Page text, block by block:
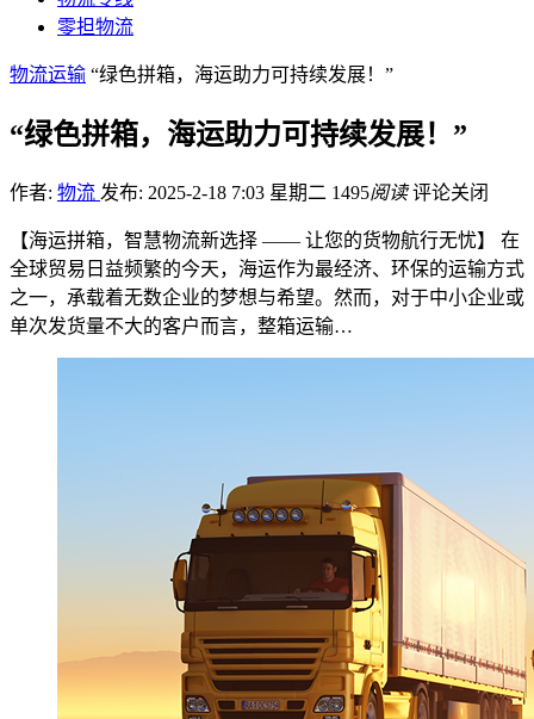
零担物流
物流运输 “绿色拼箱，海运助力可持续发展！”‌
“绿色拼箱，海运助力可持续发展！”‌
作者: 物流 发布: 2025-2-18 7:03 星期二 1495阅读 评论关闭
【海运拼箱，智慧物流新选择 —— 让您的货物航行无忧】 在
全球贸易日益频繁的今天，海运作为最经济、环保的运输方式
之一，承载着无数企业的梦想与希望。然而，对于中小企业或
单次发货量不大的客户而言，整箱运输…